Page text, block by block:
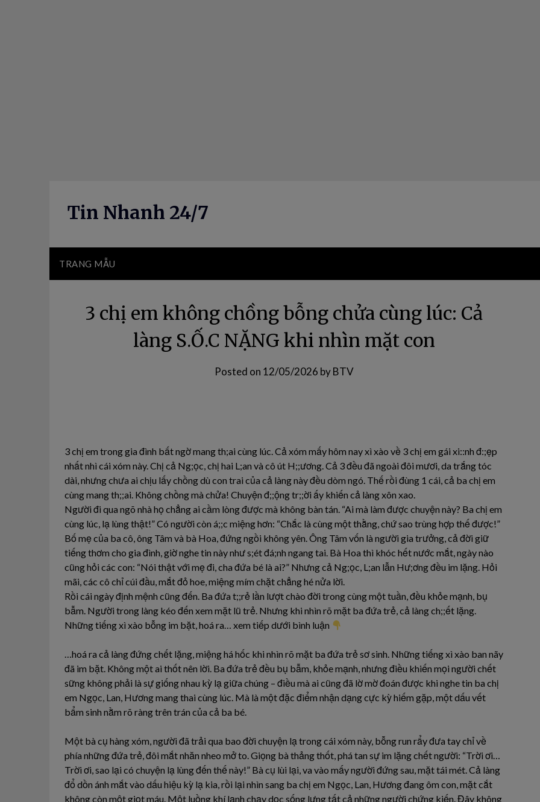
Tin Nhanh 24/7
TRANG MẪU
3 chị em không chồng bỗng chửa cùng lúc: Cả
làng S.Ố.C NẶNG khi nhìn mặt con
Posted on 12/05/2026 byBTV
3 chị em trong gia đình bất ngờ mang th;ai cùng lúc. Cả xóm mấy hôm nay xì xào về 3 chị em gái xi::nh đ:;ẹp
nhất nhì cái xóm này. Chị cả Ng;ọc, chị hai L;an và cô út H;;ương. Cả 3 đều đã ngoài đôi mươi, da trắng tóc
dài, nhưng chưa ai chịu lấy chồng dù con trai của cả làng này đều dòm ngó. Thế rồi đùng 1 cái, cả ba chị em
cùng mang th;;ai. Không chồng mà chửa! Chuyện đ;;ộng tr;;ời ấy khiến cả làng xôn xao.
Người đi qua ngõ nhà họ chẳng ai cầm lòng được mà không bàn tán. “Ai mà làm được chuyện này? Ba chị em
cùng lúc, lạ lùng thật!” Có người còn á;;c miệng hơn: “Chắc là cùng một thằng, chứ sao trùng hợp thế được!”
Bố mẹ của ba cô, ông Tâm và bà Hoa, đứng ngồi không yên. Ông Tâm vốn là người gia trưởng, cả đời giữ
tiếng thơm cho gia đình, giờ nghe tin này như s;ét đá;nh ngang tai. Bà Hoa thì khóc hết nước mắt, ngày nào
cũng hỏi các con: “Nói thật với mẹ đi, cha đứa bé là ai?” Nhưng cả Ng;ọc, L;an lẫn Hư;ơng đều im lặng. Hỏi
mãi, các cô chỉ cúi đầu, mắt đỏ hoe, miệng mím chặt chẳng hé nửa lời.
Rồi cái ngày định mệnh cũng đến. Ba đứa t;;rẻ lần lượt chào đời trong cùng một tuần, đều khỏe mạnh, bụ
bẫm. Người trong làng kéo đến xem mặt lũ trẻ. Nhưng khi nhìn rõ mặt ba đứa trẻ, cả làng ch;;ết lặng.
Những tiếng xì xào bỗng im bặt, hoá ra… xem tiếp dưới bình luận
…hoá ra cả làng đứng chết lặng, miệng há hốc khi nhìn rõ mặt ba đứa trẻ sơ sinh. Những tiếng xì xào ban nãy
đã im bặt. Không một ai thốt nên lời. Ba đứa trẻ đều bụ bẫm, khỏe mạnh, nhưng điều khiến mọi người chết
sững không phải là sự giống nhau kỳ lạ giữa chúng – điều mà ai cũng đã lờ mờ đoán được khi nghe tin ba chị
em Ngọc, Lan, Hương mang thai cùng lúc. Mà là một đặc điểm nhận dạng cực kỳ hiếm gặp, một dấu vết
bẩm sinh nằm rõ ràng trên trán của cả ba bé.
Một bà cụ hàng xóm, người đã trải qua bao đời chuyện lạ trong cái xóm này, bỗng run rẩy đưa tay chỉ về
phía những đứa trẻ, đôi mắt nhăn nheo mở to. Giọng bà thảng thốt, phá tan sự im lặng chết người: “Trời ơi…
Trời ơi, sao lại có chuyện lạ lùng đến thế này!” Bà cụ lùi lại, va vào mấy người đứng sau, mặt tái mét. Cả làng
đổ dồn ánh mắt vào dấu hiệu kỳ lạ kia, rồi lại nhìn sang ba chị em Ngọc, Lan, Hương đang ôm con, mặt cắt
không còn một giọt máu. Một luồng khí lạnh chạy dọc sống lưng tất cả những người chứng kiến. Đây không